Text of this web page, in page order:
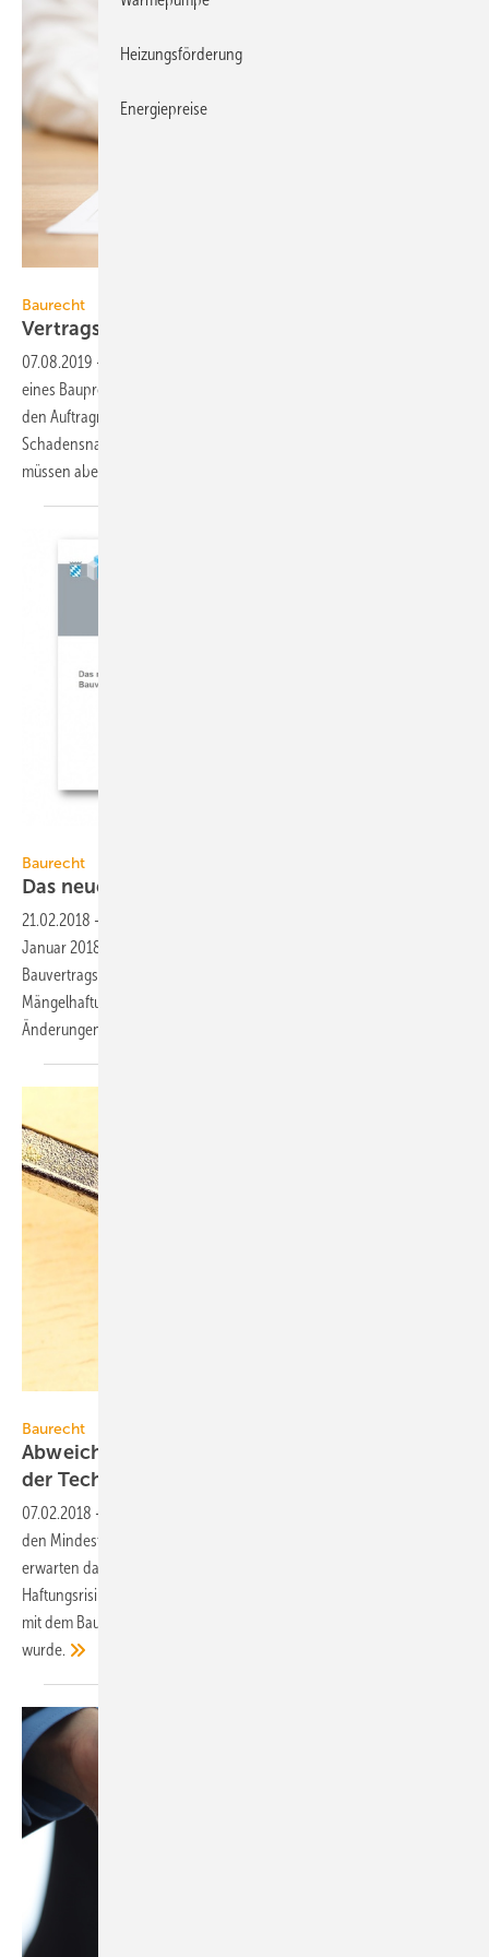
Baurecht
Vertragsstrafen: Druckmittel mit
07.08.2019 -
eines Bauprojekts sichern den Auftraggeber ab. Sie bauen Druck auf
den Auftragnehmer auf und gelten ohne konkreten
Schadensnachweis. Damit Vertragsstrafen wirksam werden können,
müssen aber einige Spielregeln beachtet
Baurecht
Das neue Bauvertragsrecht
21.02.2018 -
Januar 2018 in Kraft getretenen „Gesetz zur Reform des
Bauvertragsrechts und zur Änderung der kaufrechtlichen
Mängelhaftung“ eine Informationsschrift mit den wichtigsten
Änderungen
Baurecht
Abweichungen von den anerkannten Regeln
der Technik
07.02.2018 -
den Mindeststandard dar, den ein Bauherr bei seinem Gebäude
erwarten darf. Wird der Standard unterschritten, ergeben sich
Haftungsrisiken für Bauunternehmer und Planer, insbesondere wenn
mit dem Bauherrn im Vorfeld nicht ausreichend kommuniziert
wurde.
Heizungsförderung
Energiepreise